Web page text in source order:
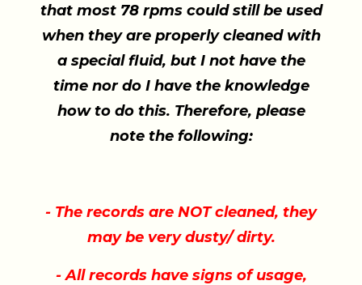
that most 78 rpms could still be used
when they are properly cleaned with
a special fluid, but I not have the
time nor do I have the knowledge
how to do this. Therefore, please
note the following:
- The records are NOT cleaned, they
may be very dusty/ dirty.
- All records have signs of usage,